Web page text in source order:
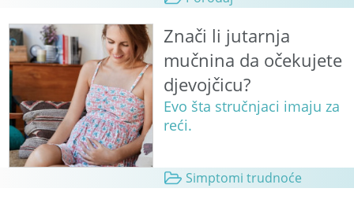
Znači li jutarnja
mučnina da očekujete
djevojčicu?
Evo šta stručnjaci imaju za
reći.
Simptomi trudnoće